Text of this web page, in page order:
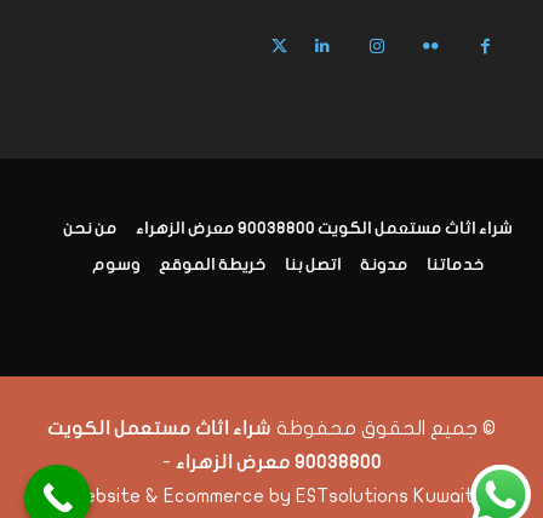
شراء اثاث مستعمل الكويت 90038800 معرض الزهراء من نحن
خدماتنا مدونة اتصل بنا خريطة الموقع وسوم
© جميع الحقوق محفوظة شراء اثاث مستعمل الكويت
90038800 معرض الزهراء
-
Website & Ecommerce by ESTsolutions Kuwait